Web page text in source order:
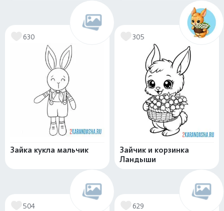
630
Зайка кукла мальчик
305
Зайчик и корзинка
Ландыши
504 629